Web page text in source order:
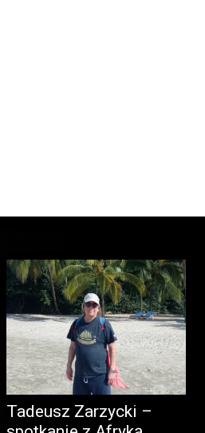
Tadeusz Zarzycki –